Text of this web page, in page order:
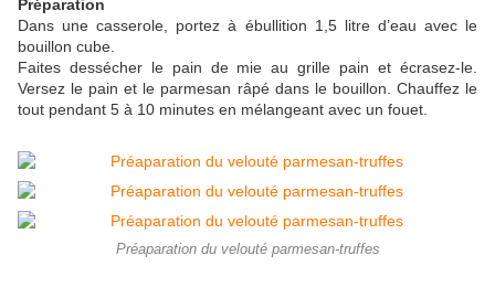
Préparation
Dans une casserole, portez à ébullition 1,5 litre d’eau avec le
bouillon cube.
Faites dessécher le pain de mie au grille pain et écrasez-le.
Versez le pain et le parmesan râpé dans le bouillon. Chauffez le
tout pendant 5 à 10 minutes en mélangeant avec un fouet.
Préaparation du velouté parmesan-truffes